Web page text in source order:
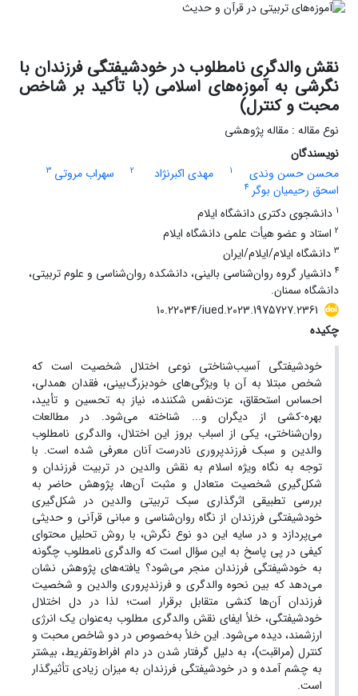
نقش والدگری نامطلوب در خودشیفتگی فرزندان با
نگرشی به آموزه‌های اسلامی (با تأکید بر شاخص
محبت و کنترل)
نوع مقاله : مقاله پژوهشی
نویسندگان
محسن حسن وندی
1 مهدی اکبرنژاد 2 سهراب مروتی 3
اسحق رحیمیان بوگر 4
1 دانشجوی دکتری دانشگاه ایلام
2 استاد و عضو هیأت علمی دانشگاه ایلام
3 دانشگاه ایلام/ایلام/ایران
4 دانشیار گروه روان‌شناسی بالینی، دانشکده روان‌شناسی و علوم تربیتی،
دانشگاه سمنان.
10.22034/iued.2023.1975727.2361
چکیده
خودشیفتگی آسیب‌شناختی نوعی اختلال شخصیت است که
شخص مبتلا به آن با ویژگی‌های خودبزرگ‌بینی، فقدان همدلی،
احساس استحقاق، عزت‌نفس شکننده، نیاز به تحسین و تأیید،
بهره-کشی از دیگران و... شناخته می‌شود. در مطالعات
روان‌شناختی، یکی از اسباب بروز این اختلال، والدگری نامطلوب
والدین و سبک‌ فرزندپروری نادرست آنان معرفی شده است. با
توجه به نگاه ویژه اسلام به نقش والدین در تربیت فرزندان و
شکل‌گیری شخصیت متعادل و مثبت آن‌ها، پژوهش حاضر به
بررسی تطبیقی اثرگذاری سبک تربیتی والدین در شکل‌گیری
خودشیفتگی فرزندان از نگاه روان‌شناسی و مبانی قرآنی و حدیثی
می‌پردازد و در سایه این دو نوع نگرش، با روش تحلیل محتوای
کیفی در پی پاسخ به این سؤال است که والدگری نامطلوب چگونه
به خودشیفتگی فرزندان منجر می‌شود؟ یافته‌های پژوهش نشان
می‌دهد که بین نحوه والدگری و فرزندپروری والدین و شخصیت
فرزندان آن‌ها کنشی متقابل برقرار است؛ لذا در دل اختلال
خودشیفتگی، خلأ ایفای نقش والدگری مطلوب به‌عنوان یک انرژی
ارزشمند، دیده می‌شود. این خلأ به‌خصوص در دو شاخص محبت و
کنترل (مراقبت)، به دلیل گرفتار شدن در دام افراط‌وتفریط، بیشتر
به چشم آمده و در خودشیفتگی فرزندان به میزان زیادی تأثیرگذار
است.